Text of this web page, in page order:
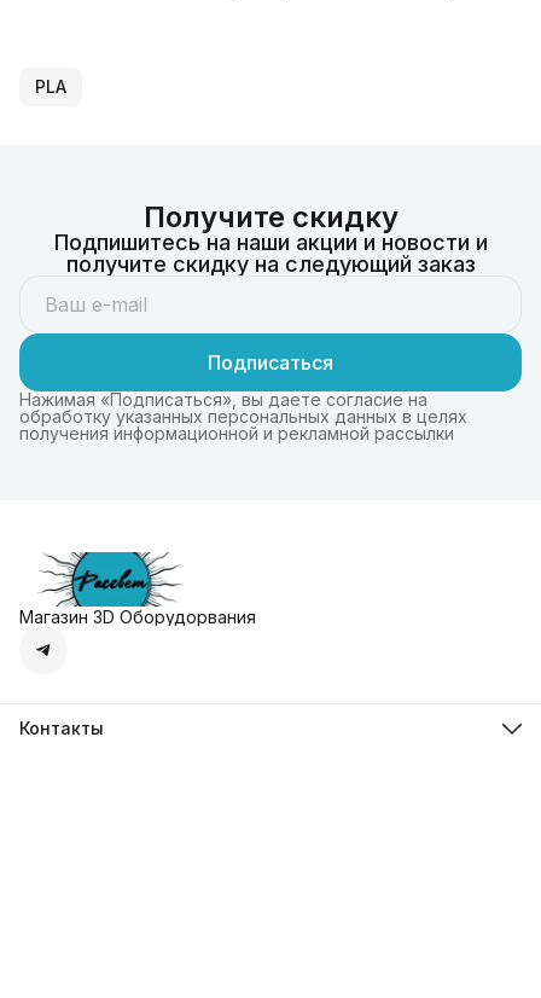
PLA
Получите скидку
Подпишитесь на наши акции и новости и
получите скидку на следующий заказ
Подписаться
Нажимая «Подписаться», вы даете согласие на
обработку указанных персональных данных в целях
получения информационной и рекламной рассылки
Магазин 3D Оборудорвания
Контакты